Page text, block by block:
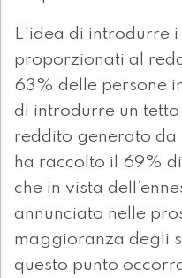
L'idea di introdurre
proporzionati al
63% delle persone
di introdurre un
reddito generato da
ha raccolto il 69%
che in vista
annunciato nelle
maggioranza degli
questo punto